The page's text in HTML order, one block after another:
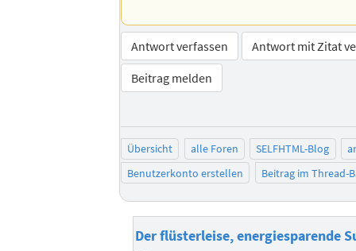
Antwort verfassen
Antwort mit Zitat
Beitrag melden
Übersicht alle Foren SELFHTML-Blog
Benutzerkonto erstellen
Beitrag im Thread-
Der flüsterleise, energiesparende